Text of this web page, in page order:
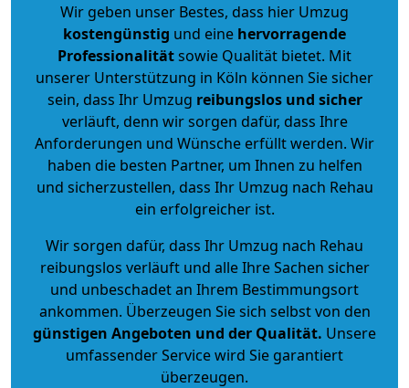
Wir geben unser Bestes, dass hier Umzug
kostengünstig und eine hervorragende
Professionalitätsowie Qualität bietet. Mit
unserer Unterstützung in Köln können Sie sicher
sein, dass Ihr Umzug reibungslos und sicher
verläuft, denn wir sorgen dafür, dass Ihre
Anforderungen und Wünsche erfüllt werden. Wir
haben die besten Partner, um Ihnen zu helfen
und sicherzustellen, dass Ihr Umzug nach Rehau
ein erfolgreicher ist.
Wir sorgen dafür, dass Ihr Umzug nach Rehau
reibungslos verläuft und alle Ihre Sachen sicher
und unbeschadet an Ihrem Bestimmungsort
ankommen. Überzeugen Sie sich selbst von den
günstigen Angeboten und der Qualität. Unsere
umfassender Service wird Sie garantiert
überzeugen.